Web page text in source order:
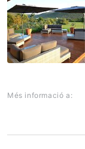
Més informació a: